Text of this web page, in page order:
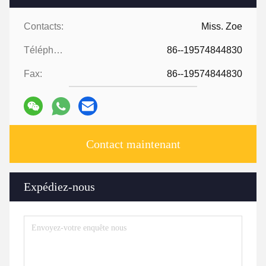
Contacts: Miss. Zoe
Téléphone: 86--19574844830
Fax: 86--19574844830
Contact maintenant
Expédiez-nous